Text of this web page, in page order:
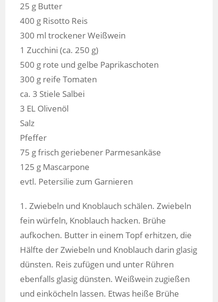
25 g Butter
400 g Risotto Reis
300 ml trockener Weißwein
1 Zucchini (ca. 250 g)
500 g rote und gelbe Paprikaschoten
300 g reife Tomaten
ca. 3 Stiele Salbei
3 EL Olivenöl
Salz
Pfeffer
75 g frisch geriebener Parmesankäse
125 g Mascarpone
evtl. Petersilie zum Garnieren
1. Zwiebeln und Knoblauch schälen. Zwiebeln
fein würfeln, Knoblauch hacken. Brühe
aufkochen. Butter in einem Topf erhitzen, die
Hälfte der Zwiebeln und Knoblauch darin glasig
dünsten. Reis zufügen und unter Rühren
ebenfalls glasig dünsten. Weißwein zugießen
und einköcheln lassen. Etwas heiße Brühe